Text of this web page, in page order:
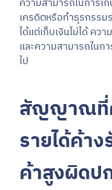
เครดิตหรือทำธุรกรร
ได้แต่เก็บเงินไม่ได้ คว
และความสามารถในก
ไป
สัญญาณที่
รายได้ค้า
ค้าสูงผิดป